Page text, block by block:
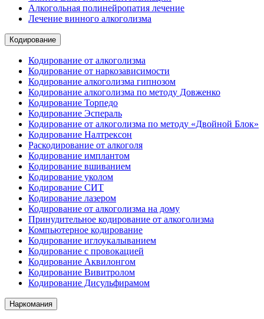
Алкогольная полинейропатия лечение
Лечение винного алкоголизма
Кодирование
Кодирование от алкоголизма
Кодирование от наркозависимости
Кодирование алкоголизма гипнозом
Кодирование алкоголизма по методу Довженко
Кодирование Торпедо
Кодирование Эспераль
Кодирование от алкоголизма по методу «Двойной Блок»
Кодирование Налтрексон
Раскодирование от алкоголя
Кодирование имплантом
Кодирование вшиванием
Кодирование уколом
Кодирование СИТ
Кодирование лазером
Кодирование от алкоголизма на дому
Принудительное кодирование от алкоголизма
Компьютерное кодирование
Кодирование иглоукалыванием
Кодирование с провокацией
Кодирование Аквилонгом
Кодирование Вивитролом
Кодирование Дисульфирамом
Наркомания